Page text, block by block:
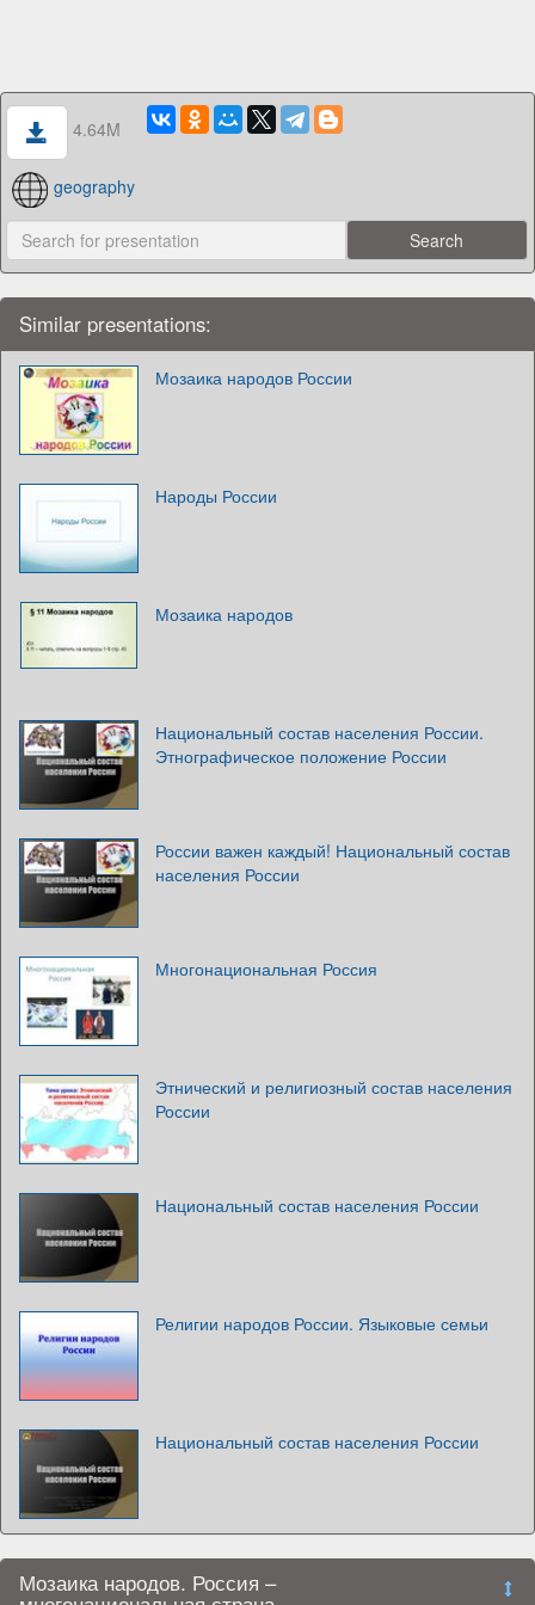
4.64M
geography
Similar presentations:
Мозаика народов России
Народы России
Мозаика народов
Национальный состав населения России.
Этнографическое положение России
России важен каждый! Национальный состав
населения России
Многонациональная Россия
Этнический и религиозный состав населения
России
Национальный состав населения России
Религии народов России. Языковые семьи
Национальный состав населения России
Мозаика народов. Россия –